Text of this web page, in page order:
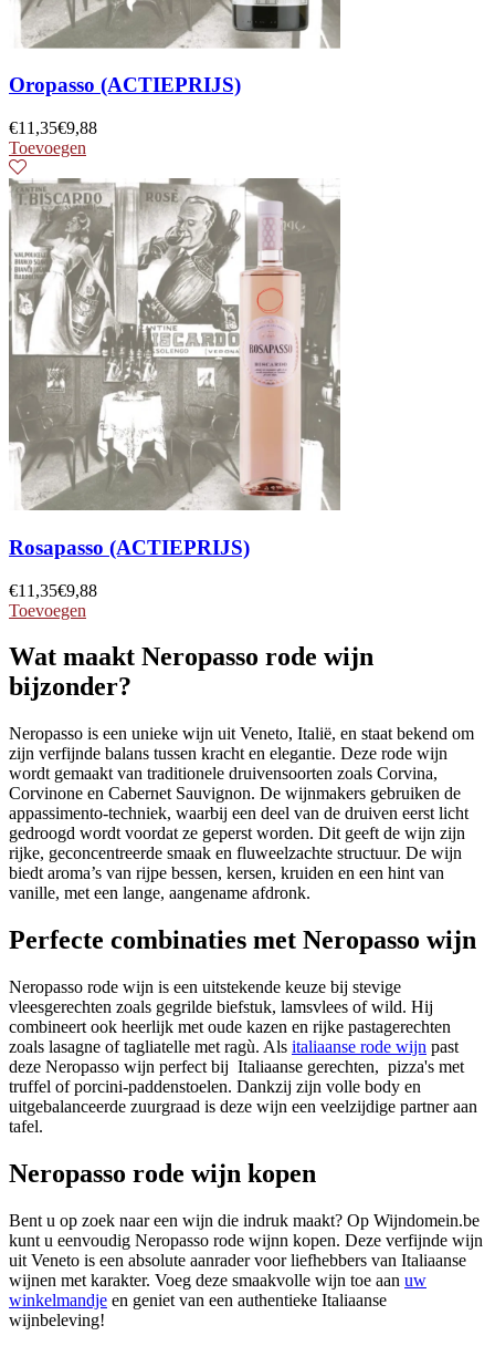
Oropasso (ACTIEPRIJS)
€11,35€9,88
Toevoegen
Rosapasso (ACTIEPRIJS)
€11,35€9,88
Toevoegen
Wat maakt Neropasso rode wijn
bijzonder?
Neropasso is een unieke wijn uit Veneto, Italië, en staat bekend om
zijn verfijnde balans tussen kracht en elegantie. Deze rode wijn
wordt gemaakt van traditionele druivensoorten zoals Corvina,
Corvinone en Cabernet Sauvignon. De wijnmakers gebruiken de
appassimento-techniek, waarbij een deel van de druiven eerst licht
gedroogd wordt voordat ze geperst worden. Dit geeft de wijn zijn
rijke, geconcentreerde smaak en fluweelzachte structuur. De wijn
biedt aroma’s van rijpe bessen, kersen, kruiden en een hint van
vanille, met een lange, aangename afdronk.
Perfecte combinaties met Neropasso wijn
Neropasso rode wijn is een uitstekende keuze bij stevige
vleesgerechten zoals gegrilde biefstuk, lamsvlees of wild. Hij
combineert ook heerlijk met oude kazen en rijke pastagerechten
zoals lasagne of tagliatelle met ragù. Als italiaanse rode wijn past
deze Neropasso wijn perfect bij Italiaanse gerechten, pizza's met
truffel of porcini-paddenstoelen. Dankzij zijn volle body en
uitgebalanceerde zuurgraad is deze wijn een veelzijdige partner aan
tafel.
Neropasso rode wijn kopen
Bent u op zoek naar een wijn die indruk maakt? Op Wijndomein.be
kunt u eenvoudig Neropasso rode wijnn kopen. Deze verfijnde wijn
uit Veneto is een absolute aanrader voor liefhebbers van Italiaanse
wijnen met karakter. Voeg deze smaakvolle wijn toe aan uw
winkelmandje en geniet van een authentieke Italiaanse
wijnbeleving!